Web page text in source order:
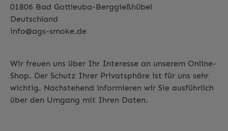
01806 Bad Gottleuba-Berggießhübel
Deutschland
info@ags-smoke.de
Wir freuen uns über Ihr Interesse an unserem Online-
Shop. Der Schutz Ihrer Privatsphäre ist für uns sehr
wichtig. Nachstehend informieren wir Sie ausführlich
über den Umgang mit Ihren Daten.